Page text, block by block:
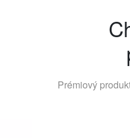
Prémiový